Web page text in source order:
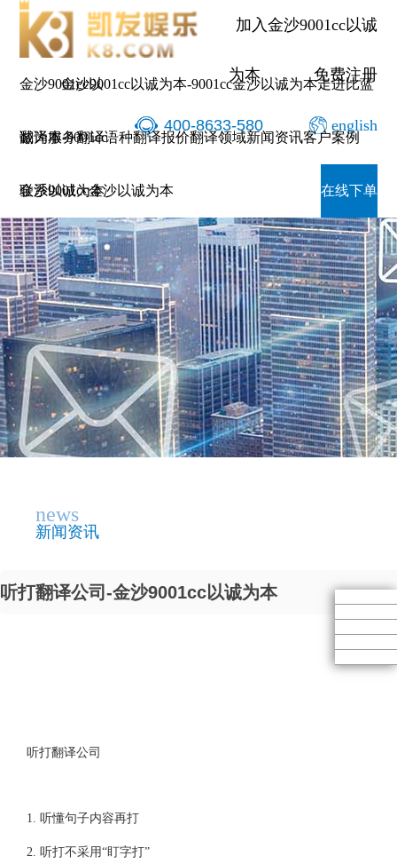
加入金沙9001cc以诚
为本 免费注册
400-8633-580 english
金沙9001cc以
诚为本-9001cc
金沙以诚为本
金沙9001cc以诚为本-9001cc金沙以诚为本走进比蓝
翻译服务翻译语种翻译报价翻译领域新闻资讯客户案例
联系9001cc金沙以诚为本 在线下单
news
新闻资讯
听打翻译公司-金沙9001cc以诚为本
听打翻译公司
1. 听懂句子内容再打
2. 听打不采用“盯字打”